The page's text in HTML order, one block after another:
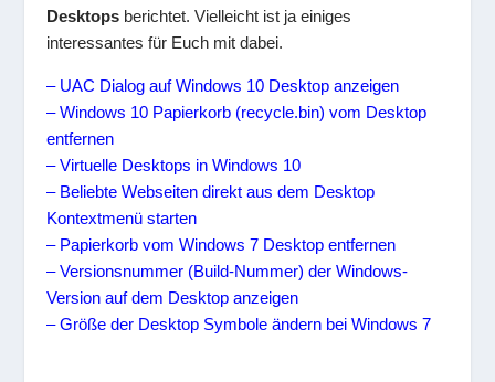
Desktops berichtet. Vielleicht ist ja einiges
interessantes für Euch mit dabei.
– UAC Dialog auf Windows 10 Desktop anzeigen
– Windows 10 Papierkorb (recycle.bin) vom Desktop
entfernen
– Virtuelle Desktops in Windows 10
– Beliebte Webseiten direkt aus dem Desktop
Kontextmenü starten
– Papierkorb vom Windows 7 Desktop entfernen
– Versionsnummer (Build-Nummer) der Windows-
Version auf dem Desktop anzeigen
– Größe der Desktop Symbole ändern bei Windows 7